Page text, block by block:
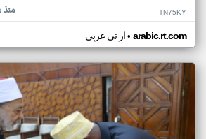
TN75KY
ار تي عربي• arabic.rt.com